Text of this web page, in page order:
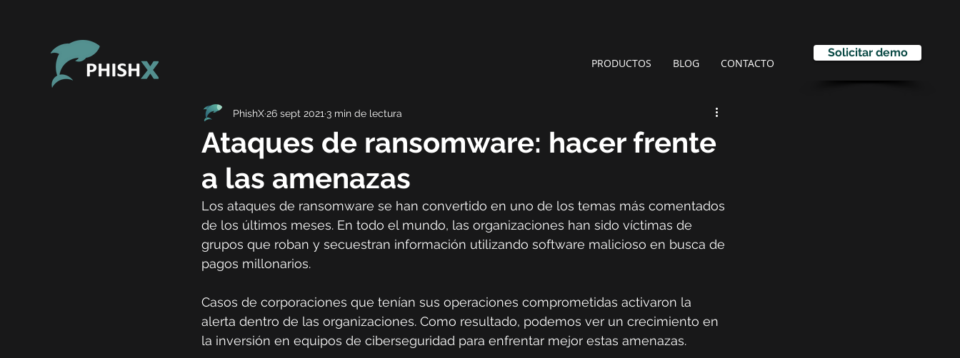
PRODUCTOS BLOG CONTACTO
Solicitar demo
Ataques de ransomware: hacer frente
a las amenazas
PhishX26 sept 2021 3 min de lectura
Los ataques de ransomware se han convertido en uno de los temas más comentados
de los últimos meses. En todo el mundo, las organizaciones han sido víctimas de
grupos que roban y secuestran información utilizando software malicioso en busca de
pagos millonarios.
Casos de corporaciones que tenían sus operaciones comprometidas activaron la
alerta dentro de las organizaciones. Como resultado, podemos ver un crecimiento en
la inversión en equipos de ciberseguridad para enfrentar mejor estas amenazas.